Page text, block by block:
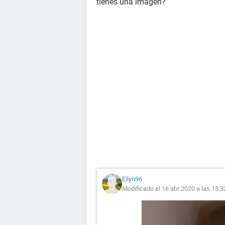
Eilyn96
Modificado el 16 abr 2020 a las